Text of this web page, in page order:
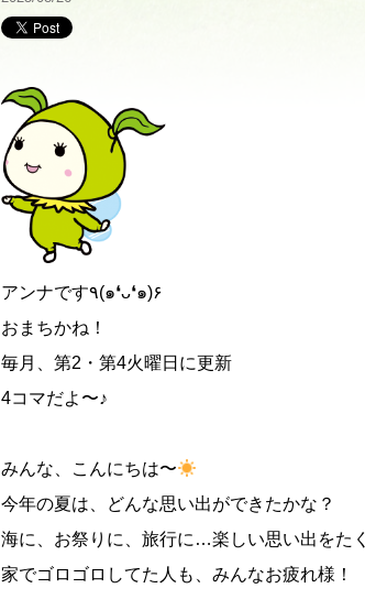
アンナです٩(๑❛ᴗ❛๑)۶
おまちかね！
毎月、第2・第4火曜日に更新
4コマだよ〜♪
みんな、こんにちは〜
今年の夏は、どんな思い出ができたかな？
海に、お祭りに、旅行に…楽しい思い出をた
家でゴロゴロしてた人も、みんなお疲れ様！